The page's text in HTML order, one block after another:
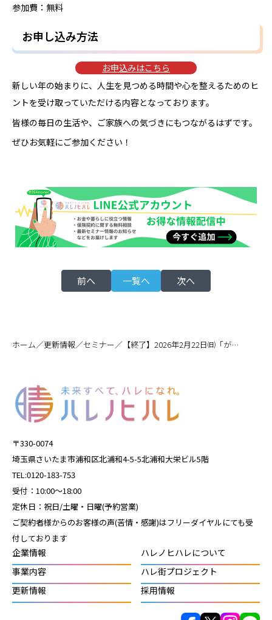
参加費：無料
お申し込み方法
お申込みはこちら
新しい年の始まりに、人生を見つめる時間や心を整えるためのヒ
ントを受け取っていただける内容となっております。
皆様の毎日の生活や、ご家族への気づきにもつながるはずです。
ぜひお気軽にご参加ください！
前へ 一覧へ 次へ
ホーム／更新情報／セミナー／ 【終了】2026年2月22日㈰「がんと共に歩む道～生きる力を育む3つの鍵～」特別講演会開催
〒330-0074
埼玉県さいたま市浦和区北浦和4-5-5北浦和大栄ビル5階
TEL:0120-183-753
受付：10:00～18:00
定休日：祝日/土曜・日曜(予約営業)
ご契約者様からのお客様の声(苦情・感謝)はフリーダイヤルにても受
付しております
企業情報
ハレノヒハレについて
事業内容
ハレ街プロジェクト
更新情報
採用情報